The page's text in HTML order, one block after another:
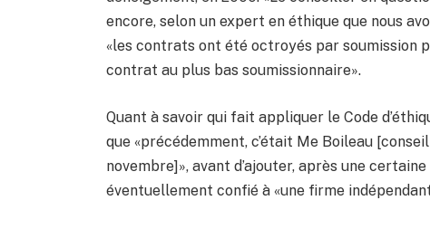
encore, selon un expert en éthique que nous
«les contrats ont été octroyés par soumission
contrat au plus bas soumissionnaire».
Quant à savoir qui fait appliquer le Code
que «précédemment, c’était Me Boileau
novembre]», avant d’ajouter, après une
éventuellement confié à «une firme